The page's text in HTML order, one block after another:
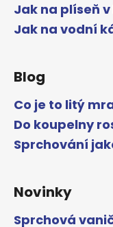
Jak na plíseň
Jak na vodní
Blog
Co je to litý
Do koupelny
Sprchování
Novinky
Sprchová